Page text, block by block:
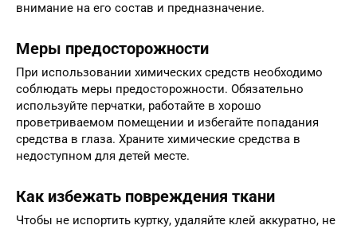
внимание на его состав и предназначение.
Меры предосторожности
При использовании химических средств необходимо
соблюдать меры предосторожности. Обязательно
используйте перчатки, работайте в хорошо
проветриваемом помещении и избегайте попадания
средства в глаза. Храните химические средства в
недоступном для детей месте.
Как избежать повреждения ткани
Чтобы не испортить куртку, удаляйте клей аккуратно, не